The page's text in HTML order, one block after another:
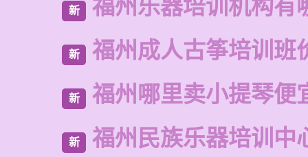
新 福州乐器培训机构有
新 福州成人古筝培训班
新 福州哪里卖小提琴便
新 福州民族乐器培训中